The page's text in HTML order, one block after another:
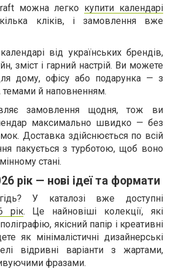
можна легко купити календарі
кліків, і замовлення вже
від українських брендів,
зміст і гарний настрій. Ви можете
дому, офісу або подарунка — з
темами й наповненням.
замовлення щодня, тож ви
максимально швидко — без
Доставка здійснюється по всій
пакується з турботою, щоб воно
стані.
рік — нові ідеї та формати
У каталозі вже доступні
рік. Це найновіші колекції, які
якісний папір і креативні
як мінімалістичні дизайнерські
відривні варіанти з жартами,
фразами.